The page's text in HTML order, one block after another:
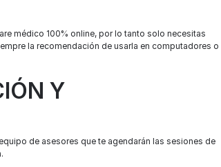
médico 100% online, por lo tanto solo necesitas
la recomendación de usarla en computadores o
Y
de asesores que te agendarán las sesiones de